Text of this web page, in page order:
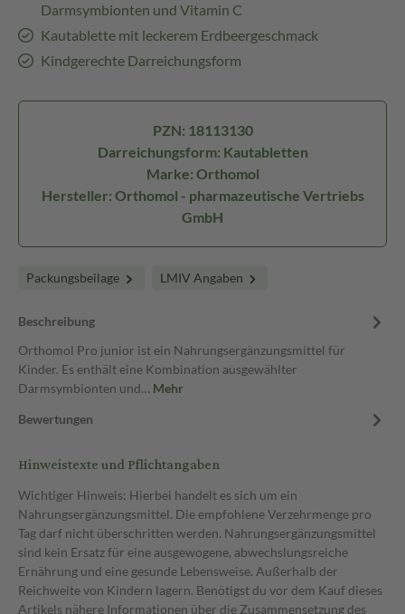
Darmsymbionten und Vitamin C
Kautablette mit leckerem Erdbeergeschmack
Kindgerechte Darreichungsform
PZN: 18113130
Darreichungsform: Kautabletten
Marke: Orthomol
Hersteller: Orthomol - pharmazeutische Vertriebs
GmbH
Packungsbeilage LMIV Angaben
Beschreibung
Orthomol Pro junior ist ein Nahrungsergänzungsmittel für
Kinder. Es enthält eine Kombination ausgewählter
Darmsymbionten und… Mehr
Bewertungen
Hinweistexte und Pflichtangaben
Wichtiger Hinweis: Hierbei handelt es sich um ein
Nahrungsergänzungsmittel. Die empfohlene Verzehrmenge pro
Tag darf nicht überschritten werden. Nahrungsergänzungsmittel
sind kein Ersatz für eine ausgewogene, abwechslungsreiche
Ernährung und eine gesunde Lebensweise. Außerhalb der
Reichweite von Kindern lagern. Benötigst du vor dem Kauf dieses
Artikels nähere Informationen über die Zusammensetzung des